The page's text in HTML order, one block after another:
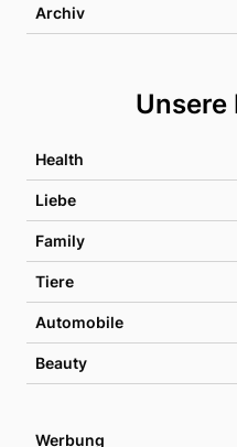
Archiv
Unsere
Health
Liebe
Family
Tiere
Automobile
Beauty
Werbung